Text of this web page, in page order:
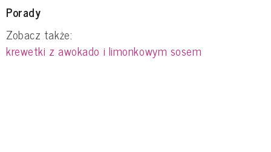
Porady
Zobacz także:
krewetki z awokado i limonkowym sosem